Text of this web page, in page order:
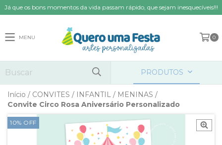
Já que os bons momentos da vida passam rápido, que sejam inesquecíveis!!!
MENU 0
PRODUTOS
Início / CONVITES / INFANTIL / MENINAS /
Convite Circo Rosa Aniversário Personalizado
10% OFF